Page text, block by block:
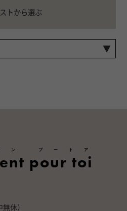
トから選ぶ
pour toi
ン プートア
休）